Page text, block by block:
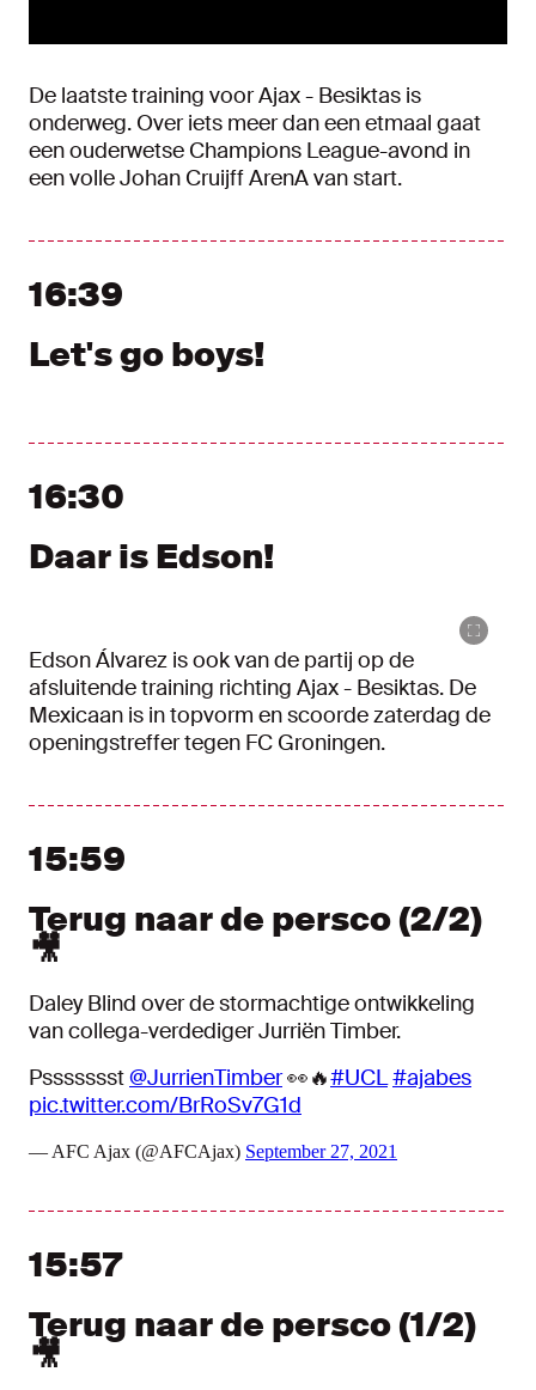
De laatste training voor Ajax - Besiktas is
onderweg. Over iets meer dan een etmaal gaat
een ouderwetse Champions League-avond in
een volle Johan Cruijff ArenA van start.
16:39
Let's go boys!
16:30
Daar is Edson!
Edson Álvarez is ook van de partij op de
afsluitende training richting Ajax - Besiktas. De
Mexicaan is in topvorm en scoorde zaterdag de
openingstreffer tegen FC Groningen.
15:59
Terug naar de persco (2/2)
🎥
Daley Blind over de stormachtige ontwikkeling
van collega-verdediger Jurriën Timber.
Pssssssst@JurrienTimber👀🔥#UCL#ajabes
pic.twitter.com/BrRoSv7G1d
— AFC Ajax (@AFCAjax) September 27, 2021
15:57
Terug naar de persco (1/2)
🎥